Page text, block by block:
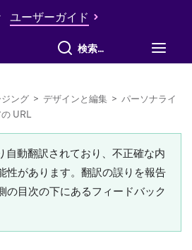
ユーザーガイド
すべて検索
ング > デザインと編集 > パーソナライ
URL
自動翻訳されており、不正確な内
性があります。翻訳の誤りを報告
の目次の下にあるフィードバック